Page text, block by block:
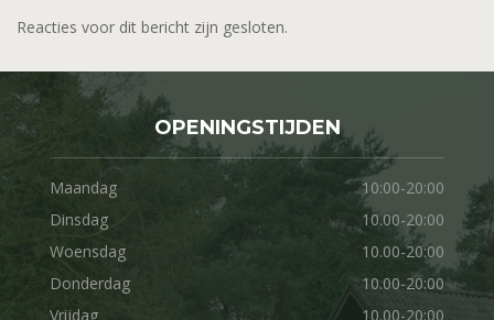
Reacties voor dit bericht zijn gesloten.
OPENINGSTIJDEN
Maandag
10:00-20:00
Dinsdag
10.00-20:00
Woensdag
10.00-20:00
Donderdag
10.00-20:00
Vrijdag
10.00-20:00